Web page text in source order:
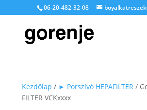
06-20-482-32-08
Kezdőlap / ► Porszívó HEPAFILTER/
FILTER VCKxxxx